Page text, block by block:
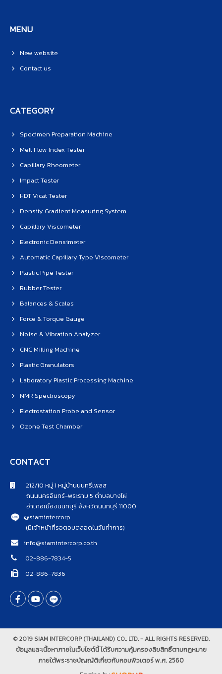
MENU
New website
Contact us
CATEGORY
Specimen Preparation Machine
Melt Flow Index Tester
Capillary Rheometer
Impact Tester
HDT Vicat Tester
Density Gradient Measuring System
Capillary Viscometer
Electronic Densimeter
Automatic Capillary Type Viscometer
Plastic Pipe Tester
Rubber Tester
Balances & Scales
Force & Torque Gauge
Noise & Vibration Analyzer
CNC Milling Machine
Plastic Granulators
Laboratory Plastic Processing Machine
NMR Spectroscopy
Electrostation Probe and Sensor
Ozone Test Chamber
CONTACT
212/10 หมู่ 1 หมู่บ้านนนทรีเพลส
ถนนนครอินทร์-พระราม 5 ตำบลบางไผ่
อำเภอเมืองนนทบุรี จังหวัดนนทบุรี 11000
@siamintercorp
(มีเจ้าหน้าที่รอตอบตลอดในวันทำการ)
info@siamintercorp.co.th
02-886-7834-5
02-886-7836
© 2019 SIAM INTERCORP (THAILAND) CO., LTD. - ALL RIGHTS RESERVED.
ข้อมูลและเนื้อหาภายในเว็บไซต์นี้ ได้รับความคุ้มครองลิขสิทธิ์ตามกฎหมาย
ภายใต้พระราชบัญญัติเกี่ยวกับคอมพิวเตอร์ พ.ศ. 2560